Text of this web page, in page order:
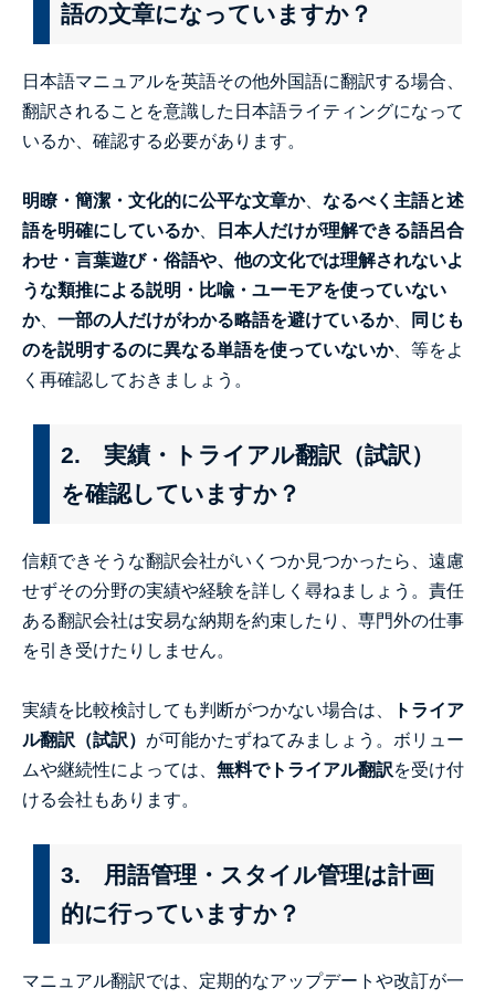
語の文章になっていますか？
日本語マニュアルを英語その他外国語に翻訳する場合、
翻訳されることを意識した日本語ライティングになって
いるか、確認する必要があります。
明瞭・簡潔・文化的に公平な文章か、 なるべく主語と述
語を明確にしているか、
日本人だけが理解できる語呂合
わせ・言葉遊び・俗語や、他の文化では理解されないよ
うな類推による説明・比喩・ユーモアを使っていない
か、 一部の人だけがわかる略語を避けているか、
同じも
のを説明するのに異なる単語を使っていないか、 等をよ
く再確認しておきましょう。
2. 実績・トライアル翻訳（試訳）
を確認していますか？
信頼できそうな翻訳会社がいくつか見つかったら、遠慮
せずその分野の実績や経験を詳しく尋ねましょう。責任
ある翻訳会社は安易な納期を約束したり、専門外の仕事
を引き受けたりしません。
実績を比較検討しても判断がつかない場合は、
トライア
ル翻訳（試訳） が可能かたずねてみましょう。ボリュー
ムや継続性によっては、 無料でトライアル翻訳を受け付
ける会社もあります。
3. 用語管理・スタイル管理は計画
的に行っていますか？
マニュアル翻訳では、定期的なアップデートや改訂が一